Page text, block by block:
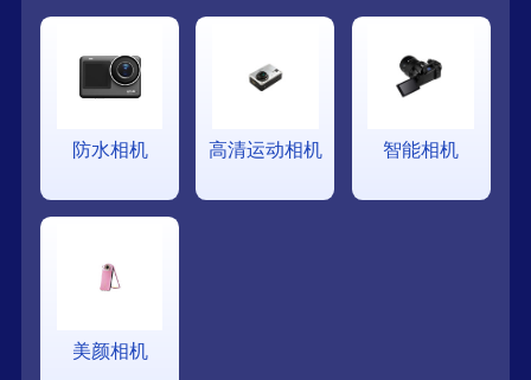
防水相机 高清运动相机 智能相机
美颜相机